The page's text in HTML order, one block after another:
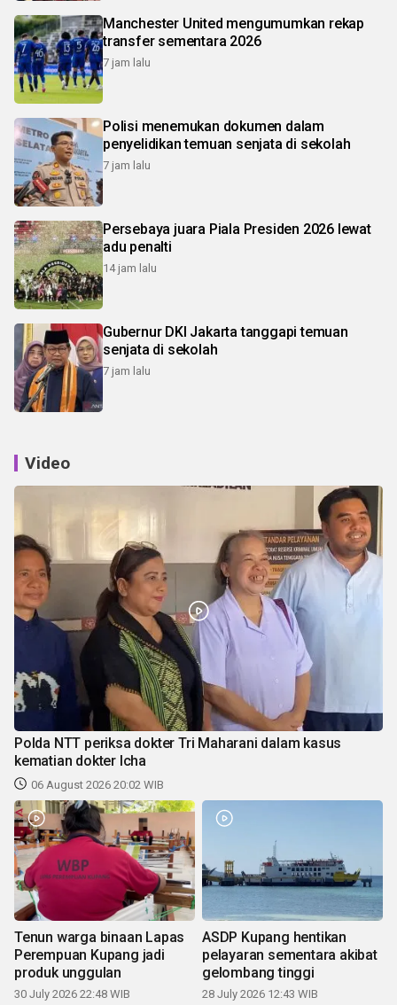
Manchester United mengumumkan rekap
transfer sementara 2026
7 jam lalu
Polisi menemukan dokumen dalam
penyelidikan temuan senjata di sekolah
7 jam lalu
Persebaya juara Piala Presiden 2026 lewat
adu penalti
14 jam lalu
Gubernur DKI Jakarta tanggapi temuan
senjata di sekolah
7 jam lalu
Video
Polda NTT periksa dokter Tri Maharani dalam kasus
kematian dokter Icha
06 August 2026 20:02 WIB
Tenun warga binaan Lapas
Perempuan Kupang jadi
produk unggulan
30 July 2026 22:48 WIB
ASDP Kupang hentikan
pelayaran sementara akibat
gelombang tinggi
28 July 2026 12:43 WIB